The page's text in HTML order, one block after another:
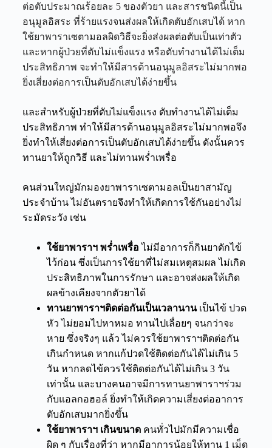
ต่อตับประมาณร้อยละ 5 ของตัวยา และสารชนิดนี้เป็น
อนุมูลอิสระ ที่ร้ายแรงจนส่งผลให้เกิดตับอักเสบได้ หาก
ใช้ยาพาราเซตามอลผิดวิธีจะยิ่งส่งผลต่อตับเป็นเท่าตัว
และหากผู้ป่วยที่ตับไม่แข็งแรง หรือตับทำงานได้ไม่เต็ม
ประสิทธิภาพ จะทำให้มีสารต้านอนุมูลอิสระไม่มากพอ
ยิ่งเสี่ยงต่อการเป็นตับอักเสบได้ง่ายขึ้น
และสำหรับผู้ป่วยที่ตับไม่แข็งแรง ตับทำงานได้ไม่เต็ม
ประสิทธิภาพ ทำให้มีสารต้านอนุมูลอิสระไม่มากพอจึง
ยิ่งทำให้เสี่ยงต่อการเป็นตับอักเสบได้ง่ายขึ้น ดังนั้นควร
ทานยาให้ถูกวิธี และไม่ทานพร่ำเพรื่อ
คนส่วนใหญ่มักมองยาพาราเซตามอลเป็นยาสามัญ
ประจำบ้าน ไม่อันตรายจึงทำให้เกิดการใช้กันอย่างไม่
ระมัดระวัง เช่น
ใช้ยาพาราฯ พร่ำเพรื่อ ไม่มีอาการก็กินยาดักไข้
ไว้ก่อน ซึ่งเป็นการใช้ยาที่ไม่สมเหตุสมผล ไม่เกิด
ประสิทธิภาพในการรักษา และอาจส่งผลให้เกิด
ผลข้างเคียงจากตัวยาได้
ทานยาพาราฯติดต่อกันเป็นเวลานานเป็นไข้ ปวด
หัว ไม่ยอมไปหาหมอ ทานไปเลื่อยๆ จนกว่าจะ
หาย ซึ่งจริงๆ แล้ว ไม่ควรใช้ยาพาราฯติดต่อกัน
เกินกำหนด หากแก้ปวดใช้ติดต่อกันได้ไม่เกิน 5
วัน หากลดไข้ควรใช้ติดต่อกันได้ไม่เกิน 3 วัน
เท่านั้น และบางคนอาจมีการทานยาพาราฯร่วม
กับแอลกอฮอล์ ยิ่งทำให้เกิดความเสี่ยงต่ออาการ
ตับอักเสบมากยิ่งขึ้น
ใช้ยาพาราฯ เกินขนาด คนทั่วไปมักมีความเชื่อ
ผิด ๆ กับเรื่องที่ว่า หากมีอาการน้อยให้ทาน 1 เม็ด